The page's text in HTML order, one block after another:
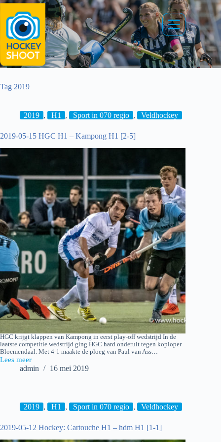
Ga
de
inhoud
Tag 2019
2019 , H1 , Sport in 070 regio , Veldhockey
2019-05-15 HGC H1 – Kampong H1 [2-5]
HGC krijgt klappen van Kampong in eerst play-off wedstrijd In de
laatste competitie wedstrijd ging HGC hard onderuit tegen koploper
Bloemendaal. Met 4-1 maakte de ploeg van Paul van Ass…
Lees meer
2019-
Kampong
[2-
5]
admin 16 mei 2019
2019 , H1 , Sport in 070 regio , Veldhockey
2019-05-12 Hockey: Cartouche H1 – hdm H1 [1-1]